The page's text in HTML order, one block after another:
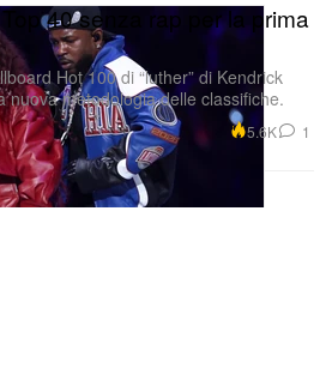
40 senza rap per la prima
Hot 100 di “luther” di Kendrick
nuova metodologia delle classifiche.
5.6K 1